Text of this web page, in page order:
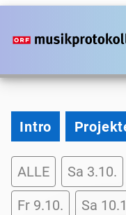
Direkt
zum
Intro
Programm-
Tag-
Filter
ALLE Sa 3.10.
Fr 9.10. Sa